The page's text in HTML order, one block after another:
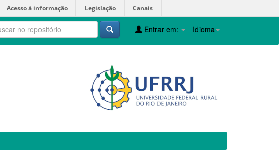
Acesso à informação Legislação Canais
Idioma
Entrar em: